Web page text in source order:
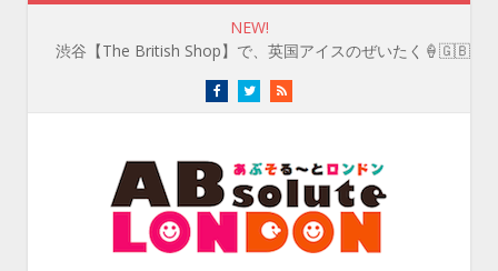
NEW!
渋谷【The British Shop】で、英国アイスのぜいたく🍦🇬🇧
FacebookTwitterRSS